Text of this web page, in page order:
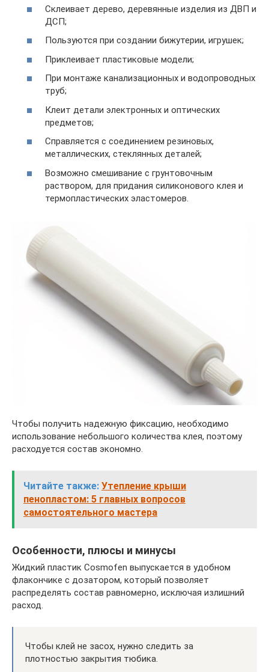
Склеивает дерево, деревянные изделия из ДВП и
ДСП;
Пользуются при создании бижутерии, игрушек;
Приклеивает пластиковые модели;
При монтаже канализационных и водопроводных
труб;
Клеит детали электронных и оптических
предметов;
Справляется с соединением резиновых,
металлических, стеклянных деталей;
Возможно смешивание с грунтовочным
раствором, для придания силиконового клея и
термопластических эластомеров.
Чтобы получить надежную фиксацию, необходимо
использование небольшого количества клея, поэтому
расходуется состав экономно.
Читайте также: Утепление крыши
пенопластом: 5 главных вопросов
самостоятельного мастера
Особенности, плюсы и минусы
Жидкий пластик Cosmofen выпускается в удобном
флакончике с дозатором, который позволяет
распределять состав равномерно, исключая излишний
расход.
Чтобы клей не засох, нужно следить за
плотностью закрытия тюбика.